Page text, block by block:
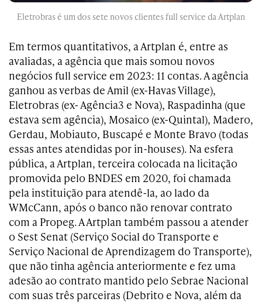
Eletrobras é um dos sete novos clientes full service da Artplan
Em termos quantitativos, a Artplan é, entre as
avaliadas, a agência que mais somou novos
negócios full service em 2023: 11 contas. A agência
ganhou as verbas de Amil (ex-Havas Village),
Eletrobras (ex- Agência3 e Nova), Raspadinha (que
estava sem agência), Mosaico (ex-Quintal), Madero,
Gerdau, Mobiauto, Buscapé e Monte Bravo (todas
essas antes atendidas por in-houses). Na esfera
pública, a Artplan, terceira colocada na licitação
promovida pelo BNDES em 2020, foi chamada
pela instituição para atendê-la, ao lado da
WMcCann, após o banco não renovar contrato
com a Propeg. A Artplan também passou a atender
o Sest Senat (Serviço Social do Transporte e
Serviço Nacional de Aprendizagem do Transporte),
que não tinha agência anteriormente e fez uma
adesão ao contrato mantido pelo Sebrae Nacional
com suas três parceiras (Debrito e Nova, além da